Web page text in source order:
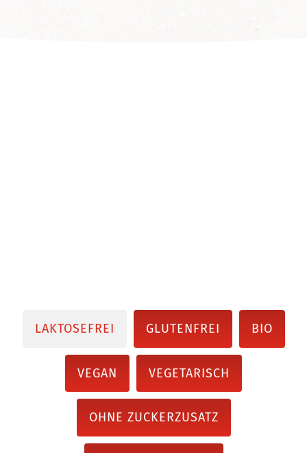
LAKTOSEFREI GLUTENFREI BIO
VEGAN VEGETARISCH
OHNE ZUCKERZUSATZ